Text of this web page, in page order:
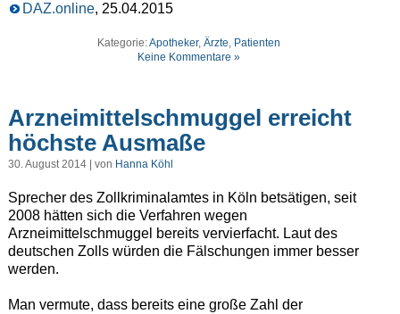
DAZ.online, 25.04.2015
Kategorie:Apotheker,Ärzte, Patienten
Keine Kommentare »
Arzneimittelschmuggel erreicht
höchste Ausmaße
30. August 2014 | von Hanna Köhl
Sprecher des Zollkriminalamtes in Köln betsätigen, seit
2008 hätten sich die Verfahren wegen
Arzneimittelschmuggel bereits vervierfacht. Laut des
deutschen Zolls würden die Fälschungen immer besser
werden.
Man vermute, dass bereits eine große Zahl der